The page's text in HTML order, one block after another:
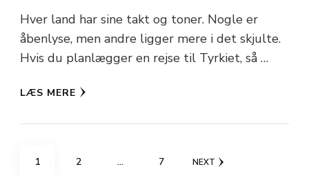
Hver land har sine takt og toner. Nogle er
åbenlyse, men andre ligger mere i det skjulte.
Hvis du planlægger en rejse til Tyrkiet, så …
LÆS MERE
Indlægsinddeling
PAGE
1 PAGE
2 … PAGE
7 NEXT